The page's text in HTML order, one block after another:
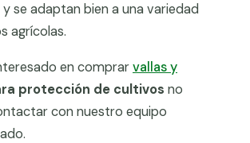
se adaptan bien a una variedad
agrícolas.
en comprarvallas y
protección de cultivos no
con nuestro equipo